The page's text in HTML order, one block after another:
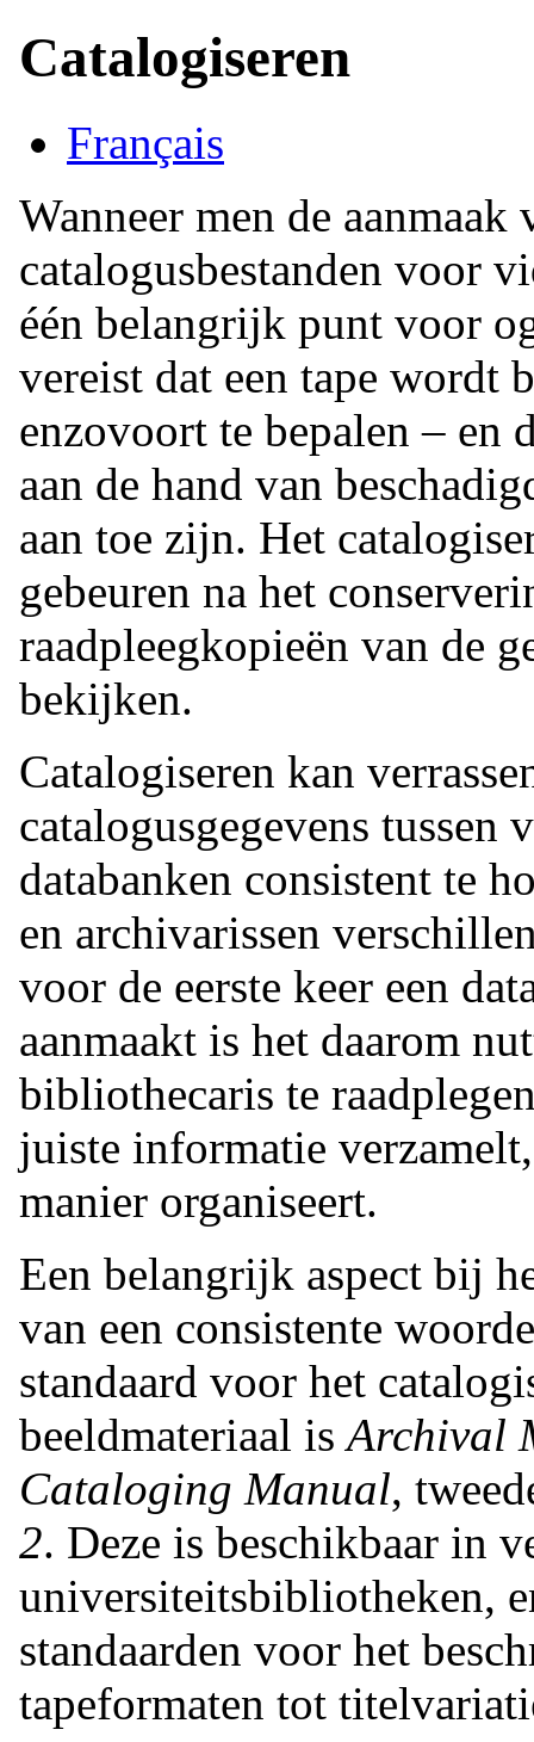
Catalogiseren
Français
Wanneer men de
catalogusbestanden voor
één belangrijk punt voor
vereist dat een tape wordt
enzovoort te bepalen – en
aan de hand van
aan toe zijn. Het
gebeuren na het
raadpleegkopieën van de
bekijken.
Catalogiseren kan
catalogusgegevens tussen
databanken consistent te
en archivarissen
voor de eerste keer een
aanmaakt is het daarom
bibliothecaris te
juiste informatie
manier organiseert.
Een belangrijk aspect bij
van een consistente
standaard voor het
beeldmateriaal isArchival
Cataloging Manual,
2. Deze is beschikbaar in
universiteitsbibliotheken,
standaarden voor het
tapeformaten tot